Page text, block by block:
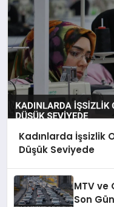
Kadınlarda İşsizlik
Düşük Seviyede
MTV ve
Son